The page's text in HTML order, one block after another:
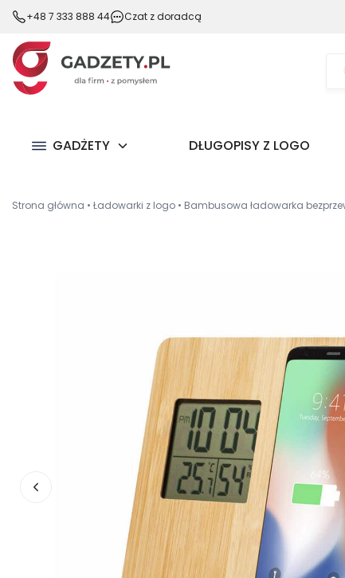
+48 7 333 888 44 Czat z doradcą
GADŻETY DŁUGOPISY Z LOGO
Strona główna • Ładowarki z logo • Bambusowa ładowarka